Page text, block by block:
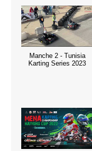
Manche 2 - Tunisia
Karting Series 2023